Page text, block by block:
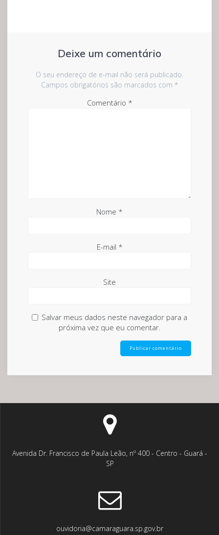
Deixe um comentário
O seu endereço de e-mail não será publicado.
Campos obrigatórios são marcados com *
Comentário *
Nome *
E-mail *
Site
Salvar meus dados neste navegador para a
próxima vez que eu comentar.
Avenida Dr. Francisco de Paula Leão, nº 400 - Centro - Guará -
SP
ouvidoria@camaraguara.sp.gov.br